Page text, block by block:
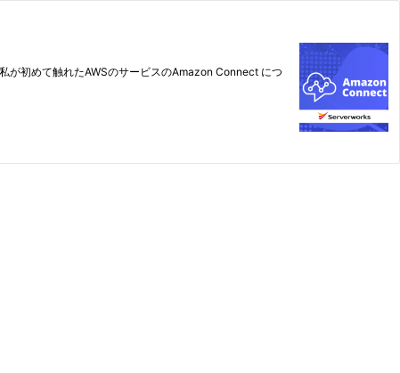
が初めて触れたAWSのサービスのAmazon Connect につ